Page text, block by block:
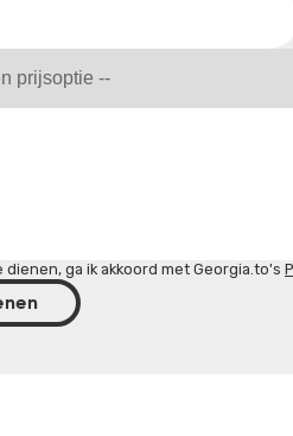
ga ik akkoord met Georgia.to's